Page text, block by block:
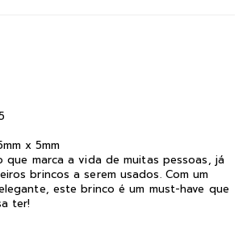
x 5mm
que marca a vida de muitas pessoas, já
brincos a serem usados. Com um
este brinco é um must-have que
ter!